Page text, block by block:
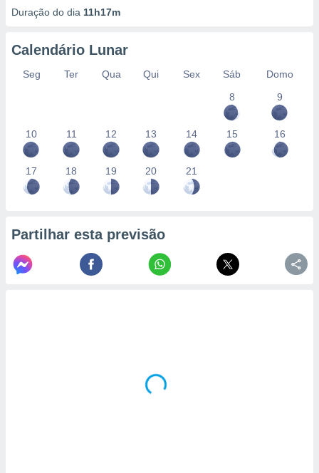
Duração do dia 11h17m
Calendário Lunar
Seg Ter Qua Qui Sex Sáb
Domo
8
9
10 11 12 13 14 15 16
17 18 19 20 21
Partilhar esta previsão